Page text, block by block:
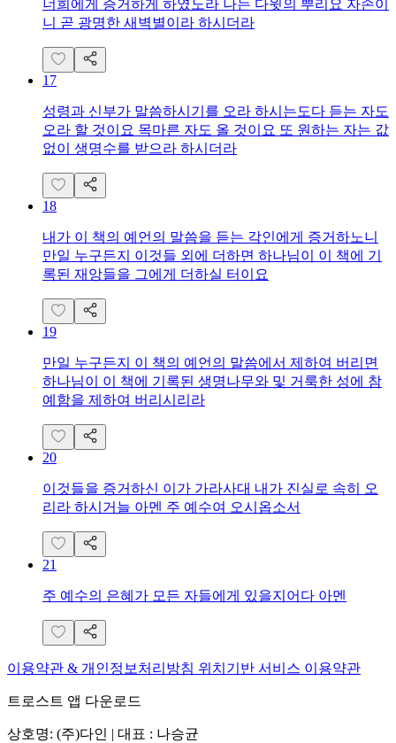
너희에게 증거하게 하였노라 나는 다윗의 뿌리요 자손이
니 곧 광명한 새벽별이라 하시더라
17
성령과 신부가 말씀하시기를 오라 하시는도다 듣는 자도
오라 할 것이요 목마른 자도 올 것이요 또 원하는 자는 값
없이 생명수를 받으라 하시더라
18
내가 이 책의 예언의 말씀을 듣는 각인에게 증거하노니
만일 누구든지 이것들 외에 더하면 하나님이 이 책에 기
록된 재앙들을 그에게 더하실 터이요
19
만일 누구든지 이 책의 예언의 말씀에서 제하여 버리면
하나님이 이 책에 기록된 생명나무와 및 거룩한 성에 참
예함을 제하여 버리시리라
20
이것들을 증거하신 이가 가라사대 내가 진실로 속히 오
리라 하시거늘 아멘 주 예수여 오시옵소서
21
주 예수의 은혜가 모든 자들에게 있을지어다 아멘
이용약관 & 개인정보처리방침 위치기반 서비스 이용약관
트로스트 앱 다운로드
상호명: (주)다인 | 대표 : 나승균